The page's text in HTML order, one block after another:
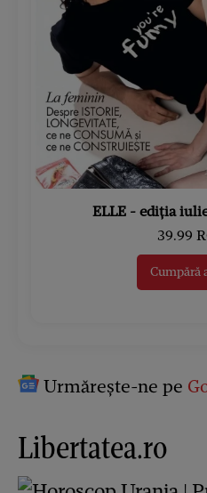
ELLE - ediția
39.99
Cumpără
Urmărește-ne pe
Libertatea.ro